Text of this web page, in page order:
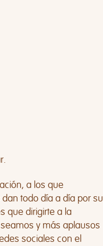
a los que
todo día a día por su
que dirigirte a la
y más aplausos
sociales con el